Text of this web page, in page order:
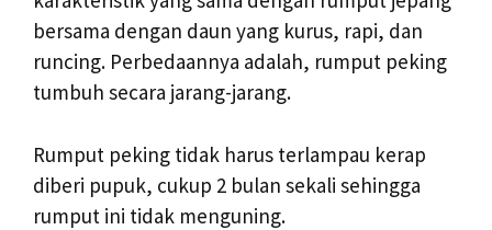
bersama dengan daun yang kurus, rapi, dan
runcing. Perbedaannya adalah, rumput peking
tumbuh secara jarang-jarang.
Rumput peking tidak harus terlampau kerap
diberi pupuk, cukup 2 bulan sekali sehingga
rumput ini tidak menguning.